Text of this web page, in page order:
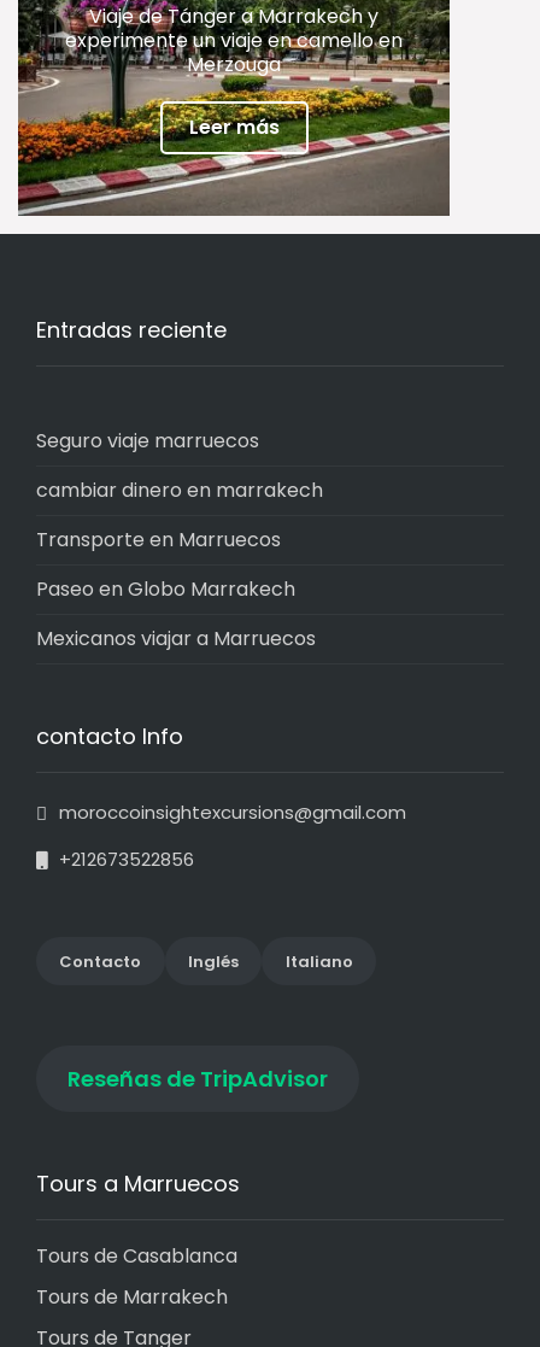
Viaje de Tánger a Marrakech y
experimente un viaje en camello en
Merzouga
Leer más
Entradas reciente
Seguro viaje marruecos
cambiar dinero en marrakech
Transporte en Marruecos
Paseo en Globo Marrakech
Mexicanos viajar a Marruecos
contacto Info
moroccoinsightexcursions@gmail.com
+212673522856
Contacto Inglés Italiano
Reseñas de TripAdvisor
Tours a Marruecos
Tours de Casablanca
Tours de Marrakech
Tours de Tanger